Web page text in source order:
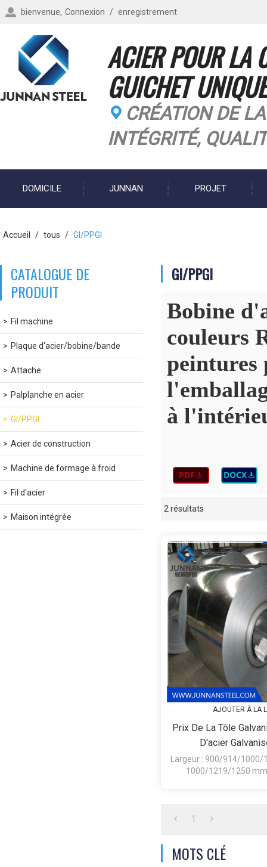
bienvenue, Connexion / enregistrement
ACIER POUR LA
GUICHET
CRÉATION DE
INTÉGRITÉ,
DOMICILE JUNNAN PROJET
Accueil / tous / GI/PPGI
CATALOGUE DE
PRODUIT
Fil machine
Plaque d'acier/bobine/bande
Attache
Palplanche en acier
GI/PPGI
Acier de construction
Machine de formage à froid
Fil d'acier
Maison intégrée
GI/PPGI
Bobine
couleurs
peintures
à
2 résultats
AJOUTER À LA
Prix De La Tôle
D'acier
Largeur : 900/914/
1000/1219/1250
1
MOTS CLÉ